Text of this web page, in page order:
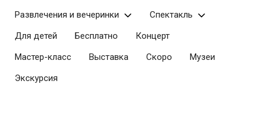
Развлечения и вечеринки
Спектакль
Для детей
Бесплатно
Концерт
Мастер-класс
Выставка Скоро
Музеи
Экскурсия